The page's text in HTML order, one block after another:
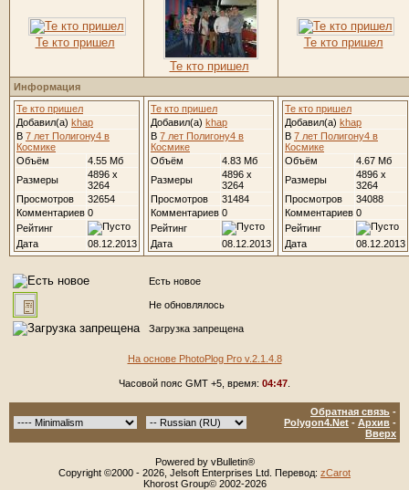
Те кто пришел
Те кто пришел
Те кто пришел
Информация
Те кто пришел
Добавил(а) khap
В 7 лет Полигону4 в
Космике
Объём
4.55 Мб
Размеры
4896 x
3264
Просмотров
32654
Комментариев 0
Рейтинг
Дата
08.12.2013
Те кто пришел
Добавил(а) khap
В 7 лет Полигону4 в
Космике
Объём
4.83 Мб
Размеры
4896 x
3264
Просмотров
31484
Комментариев 0
Рейтинг
Дата
08.12.2013
Те кто пришел
Добавил(а) khap
В 7 лет Полигону4 в
Космике
Объём
4.67 Мб
Размеры
4896 x
3264
Просмотров
34088
Комментариев 0
Рейтинг
Дата
08.12.2013
Есть новое
Не обновлялось
Загрузка запрещена
На основе PhotoPlog Pro v.2.1.4.8
Часовой пояс GMT +5, время: 04:47
Обратная связь -
Polygon4.Net - Архив -
Вверх
Powered by vBulletin®
Copyright ©2000 - 2026, Jelsoft Enterprises Ltd. Перевод: zCarot
Khorost Group© 2002-2026